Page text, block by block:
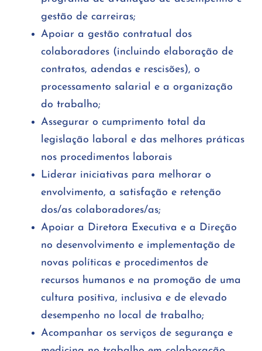
gestão de carreiras;
Apoiar a gestão contratual dos
colaboradores (incluindo elaboração de
contratos, adendas e rescisões), o
processamento salarial e a organização
do trabalho;
Assegurar o cumprimento total da
legislação laboral e das melhores práticas
nos procedimentos laborais
Liderar iniciativas para melhorar o
envolvimento, a satisfação e retenção
dos/as colaboradores/as;
Apoiar a Diretora Executiva e a Direção
no desenvolvimento e implementação de
novas políticas e procedimentos de
recursos humanos e na promoção de uma
cultura positiva, inclusiva e de elevado
desempenho no local de trabalho;
Acompanhar os serviços de segurança e